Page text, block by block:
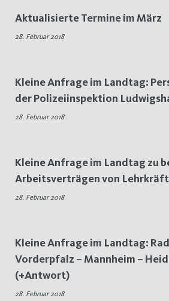
Tag:
28.
Februar
2018
Aktualisierte Termine im März
28. Februar 2018
Kleine Anfrage im Landtag:
der Polizeiinspektion
28. Februar 2018
Kleine Anfrage im Landtag zu
Arbeitsverträgen von
28. Februar 2018
Kleine Anfrage im Landtag:
Vorderpfalz – Mannheim –
(+Antwort)
28. Februar 2018